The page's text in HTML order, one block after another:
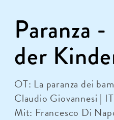
Paranza
der
OT: La paranza dei
Claudio Giovannesi |
Mit: Francesco Di